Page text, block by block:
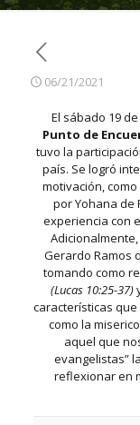
06/21/2021
El sábado 19
Punto de
tuvo la
país. Se logró
motivación,
por Yohana de
experiencia con
Gerardo Ramos
tomando como
(Lucas 10:25-37)
características
como la
aquel que
evangelistas”
reflexionar en